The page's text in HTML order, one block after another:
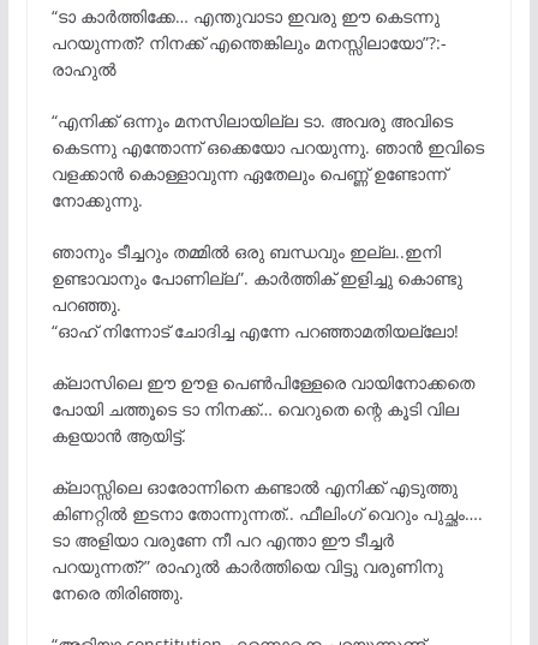
“ടാ കാർത്തിക്കേ… എന്തുവാടാ ഇവരു ഈ കെടന്നു
പറയുന്നത്? നിനക്ക് എന്തെങ്കിലും മനസ്സിലായോ”?:-
രാഹുൽ
“എനിക്ക് ഒന്നും മനസിലായില്ല ടാ. അവരു അവിടെ
കെടന്നു എന്തോന്ന് ഒക്കെയോ പറയുന്നു. ഞാൻ ഇവിടെ
വളക്കാൻ കൊള്ളാവുന്ന ഏതേലും പെണ്ണ് ഉണ്ടോന്ന്
നോക്കുന്നു.
ഞാനും ടീച്ചറും തമ്മിൽ ഒരു ബന്ധവും ഇല്ല..ഇനി
ഉണ്ടാവാനും പോണില്ല”. കാർത്തിക് ഇളിച്ചു കൊണ്ടു
പറഞ്ഞു.
“ഓഹ് നിന്നോട് ചോദിച്ച എന്നേ പറഞ്ഞാമതിയല്ലോ!
ക്ലാസിലെ ഈ ഊള പെൺപിള്ളേരെ വായിനോക്കതെ
പോയി ചത്തൂടെ ടാ നിനക്ക്… വെറുതെ ന്റെ കൂടി വില
കളയാൻ ആയിട്ട്.
ക്ലാസ്സിലെ ഓരോന്നിനെ കണ്ടാൽ എനിക്ക് എടുത്തു
കിണറ്റിൽ ഇടനാ തോന്നുന്നത്.. ഫീലിംഗ് വെറും പുച്ഛം….
ടാ അളിയാ വരുണേ നീ പറ എന്താ ഈ ടീച്ചർ
പറയുന്നത്?” രാഹുൽ കാർത്തിയെ വിട്ടു വരുണിനു
നേരെ തിരിഞ്ഞു.